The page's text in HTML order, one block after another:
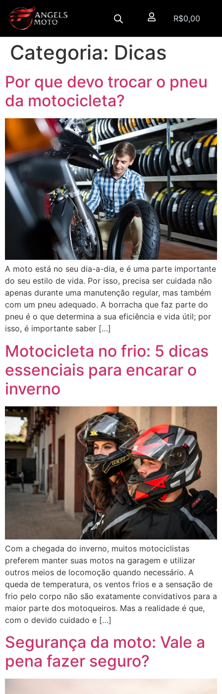
R$0,00
Categoria: Dicas
Por que devo trocar o pneu
da motocicleta?
A moto está no seu dia-a-dia, e é uma parte importante
do seu estilo de vida. Por isso, precisa ser cuidada não
apenas durante uma manutenção regular, mas também
com um pneu adequado. A borracha que faz parte do
pneu é o que determina a sua eficiência e vida útil; por
isso, é importante saber […]
Motocicleta no frio: 5 dicas
essenciais para encarar o
inverno
Com a chegada do inverno, muitos motociclistas
preferem manter suas motos na garagem e utilizar
outros meios de locomoção quando necessário. A
queda de temperatura, os ventos frios e a sensação de
frio pelo corpo não são exatamente convidativos para a
maior parte dos motoqueiros. Mas a realidade é que,
com o devido cuidado e […]
Segurança da moto: Vale a
pena fazer seguro?